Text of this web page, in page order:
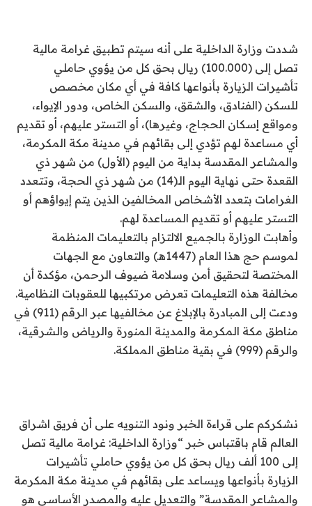
شددت وزارة الداخلية على أنه سيتم تطبيق غرامة مالية
تصل إلى (100.000) ريال بحق كل من يؤوي حاملي
تأشيرات الزيارة بأنواعها كافة في أي مكان مخصص
للسكن (الفنادق، والشقق، والسكن الخاص، ودور الإيواء،
ومواقع إسكان الحجاج، وغيرها)، أو التستر عليهم، أو تقديم
أي مساعدة لهم تؤدي إلى بقائهم في مدينة مكة المكرمة،
والمشاعر المقدسة بداية من اليوم (الأول) من شهر ذي
القعدة حتى نهاية اليوم الـ(14) من شهر ذي الحجة، وتتعدد
الغرامات بتعدد الأشخاص المخالفين الذين يتم إيواؤهم أو
التستر عليهم أو تقديم المساعدة لهم.
وأهابت الوزارة بالجميع الالتزام بالتعليمات المنظمة
لموسم حج هذا العام (1447هـ) والتعاون مع الجهات
المختصة لتحقيق أمن وسلامة ضيوف الرحمن، مؤكدة أن
مخالفة هذه التعليمات تعرض مرتكبيها للعقوبات النظامية.
ودعت إلى المبادرة بالإبلاغ عن مخالفيها عبر الرقم (911) في
مناطق مكة المكرمة والمدينة المنورة والرياض والشرقية،
والرقم (999) في بقية مناطق المملكة.
نشكركم على قراءة الخبر ونود التنويه على أن فريق اشراق
العالم قام باقتباس خبر “وزارة الداخلية: غرامة مالية تصل
إلى 100 ألف ريال بحق كل من يؤوي حاملي تأشيرات
الزيارة بأنواعها ويساعد على بقائهم في مدينة مكة المكرمة
والمشاعر المقدسة” والتعديل عليه والمصدر الأساسي هو